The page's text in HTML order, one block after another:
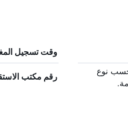
وقت تسجيل
نوع
رقم مكتب